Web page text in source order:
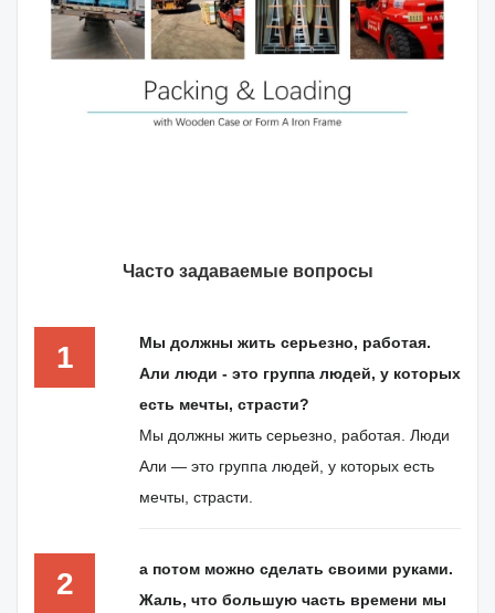
Часто задаваемые вопросы
1
Мы должны жить серьезно, работая.
Али люди - это группа людей, у которых
есть мечты, страсти?
Мы должны жить серьезно, работая. Люди
Али — это группа людей, у которых есть
мечты, страсти.
2
а потом можно сделать своими руками.
Жаль, что большую часть времени мы